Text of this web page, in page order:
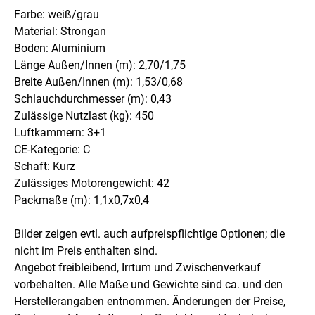
Farbe: weiß/grau
Material: Strongan
Boden: Aluminium
Länge Außen/Innen (m): 2,70/1,75
Breite Außen/Innen (m): 1,53/0,68
Schlauchdurchmesser (m): 0,43
Zulässige Nutzlast (kg): 450
Luftkammern: 3+1
CE-Kategorie: C
Schaft: Kurz
Zulässiges Motorengewicht: 42
Packmaße (m): 1,1x0,7x0,4
Bilder zeigen evtl. auch aufpreispflichtige Optionen; die
nicht im Preis enthalten sind.
Angebot freibleibend, Irrtum und Zwischenverkauf
vorbehalten. Alle Maße und Gewichte sind ca. und den
Herstellerangaben entnommen. Änderungen der Preise,